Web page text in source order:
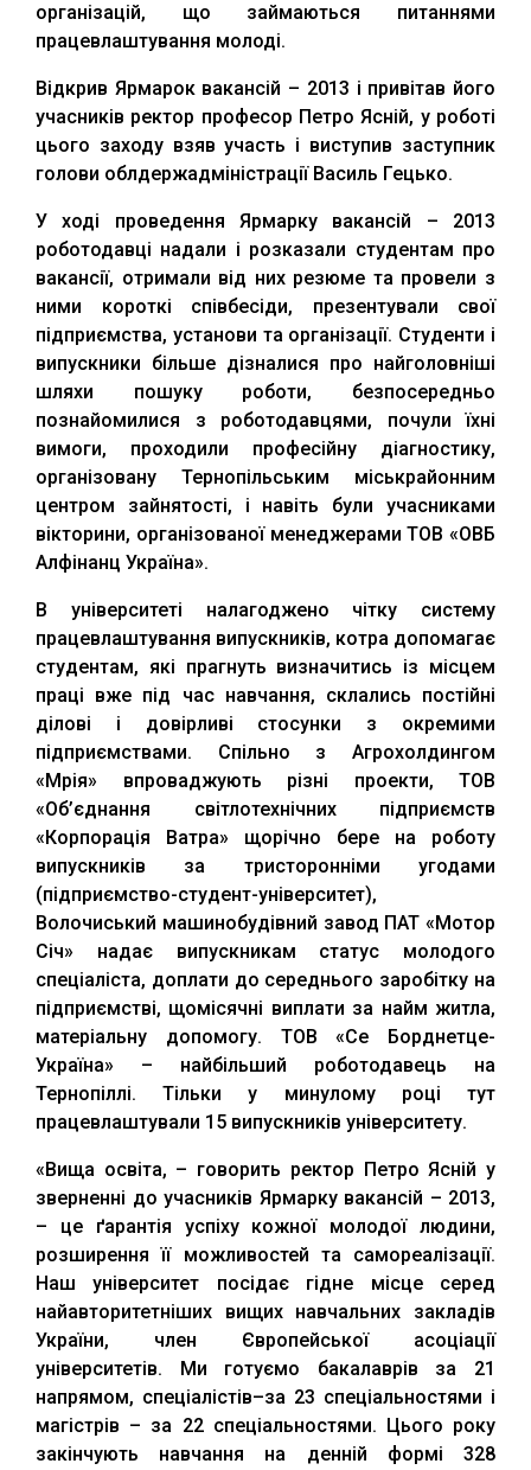
організацій, що займаються питаннями
працевлаштування молоді.
Відкрив Ярмарок вакансій – 2013 і привітав його
учасників ректор професор Петро Ясній, у роботі
цього заходу взяв участь і виступив заступник
голови облдержадміністрації Василь Гецько.
У ході проведення Ярмарку вакансій – 2013
роботодавці надали і розказали студентам про
вакансії, отримали від них резюме та провели з
ними короткі співбесіди, презентували свої
підприємства, установи та організації. Студенти і
випускники більше дізналися про найголовніші
шляхи пошуку роботи, безпосередньо
познайомилися з роботодавцями, почули їхні
вимоги, проходили професійну діагностику,
організовану Тернопільським міськрайонним
центром зайнятості, і навіть були учасниками
вікторини, організованої менеджерами ТОВ «ОВБ
Алфінанц Україна».
В університеті налагоджено чітку систему
працевлаштування випускників, котра допомагає
студентам, які прагнуть визначитись із місцем
праці вже під час навчання, склались постійні
ділові і довірливі стосунки з окремими
підприємствами. Спільно з Агрохолдингом
«Мрія» впроваджують різні проекти, ТОВ
«Об’єднання світлотехнічних підприємств
«Корпорація Ватра» щорічно бере на роботу
випускників за тристоронніми угодами
(підприємство-студент-університет),
Волочиський машинобудівний завод ПАТ «Мотор
Січ» надає випускникам статус молодого
спеціаліста, доплати до середнього заробітку на
підприємстві, щомісячні виплати за найм житла,
матеріальну допомогу. ТОВ «Се Борднетце-
Україна» – найбільший роботодавець на
Тернопіллі. Тільки у минулому році тут
працевлаштували 15 випускників університету.
«Вища освіта, – говорить ректор Петро Ясній у
зверненні до учасників Ярмарку вакансій – 2013,
– це ґарантія успіху кожної молодої людини,
розширення її можливостей та самореалізації.
Наш університет посідає гідне місце серед
найавторитетніших вищих навчальних закладів
України, член Європейської асоціації
університетів. Ми готуємо бакалаврів за 21
напрямом, спеціалістів–за 23 спеціальностями і
магістрів – за 22 спеціальностями. Цього року
закінчують навчання на денній формі 328